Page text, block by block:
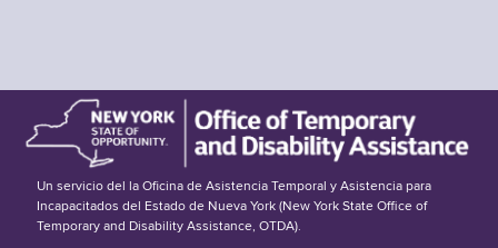
Un servicio del la Oficina de Asistencia Temporal y Asistencia para
Incapacitados del Estado de Nueva York (New York State Office of
Temporary and Disability Assistance, OTDA).